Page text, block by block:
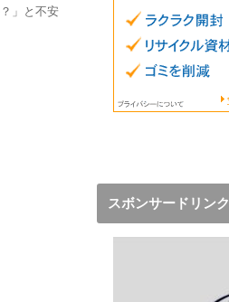
」と不安
スボンサードリンク